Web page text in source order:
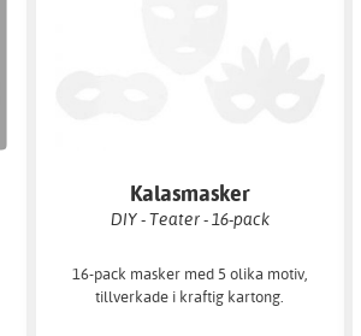
Kalasmasker
DIY - Teater - 16-pack
16-pack masker med 5 olika motiv,
tillverkade i kraftig kartong.